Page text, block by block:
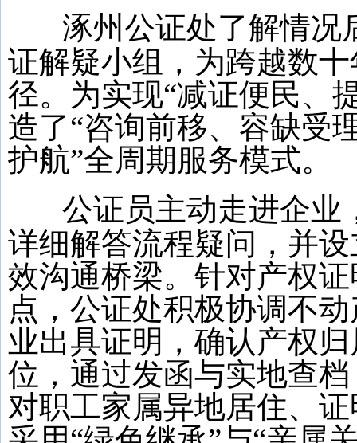
涿州公证处了解情况
证解疑小组，为跨越数
径。为实现“减证便民、
造了“咨询前移、容缺受
护航”全周期服务模式。
公证员主动走进企业
详细解答流程疑问，并
效沟通桥梁。针对产权
点，公证处积极协调不
业出具证明，确认产权
位，通过发函与实地查
对职工家属异地居住、